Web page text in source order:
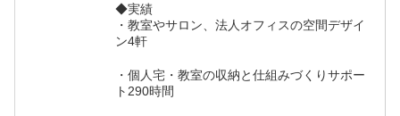
◆実績
・教室やサロン、法人オフィスの空間デザイ
ン4軒
・個人宅・教室の収納と仕組みづくりサポー
ト290時間